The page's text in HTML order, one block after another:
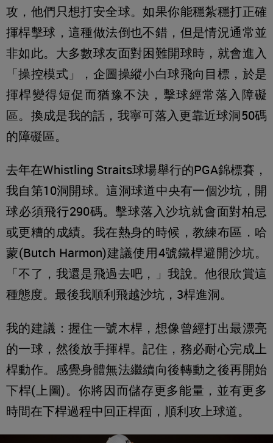
攻，他們只想打安全球。如果你能穩紮穩打正確
揮桿擊球，這種做法倒也不錯，但是情況通常並
非如此。大多數球友面對困難開球時，就會進入
「操控模式」
，企圖操縱小白球飛向目標，於是
揮桿變得短促而猶豫不決，擊球經常落入障礙
區。換成是我的話，我寧可落入更靠近球洞50碼
的障礙區。
去年在Whistling Straits球場舉行的PGA錦標賽，
我自第10洞開球。這洞球道中央有一個沙坑，開
球必須飛行290碼。擊球落入沙坑就會面對柏忌
或更糟的成績。我在熱身的時候，教練布區．哈
蒙(Butch Harmon)建議使用4號鐵桿避開沙坑。
「不了，我還是飛過去吧，」我說。他很欣賞這
種態度。最後我順利飛越沙坑，3桿進洞。
我的建議：握住一號木桿，想像曾經打出最漂亮
的一球，然後放手揮桿。記住，務必耐心完成上
桿動作。感覺身體無法繼續向後轉動之後再開始
下桿(上圖)。你將因而儲存更多能量，並有更多
時間在下桿過程中回正桿面，順利攻上球道。